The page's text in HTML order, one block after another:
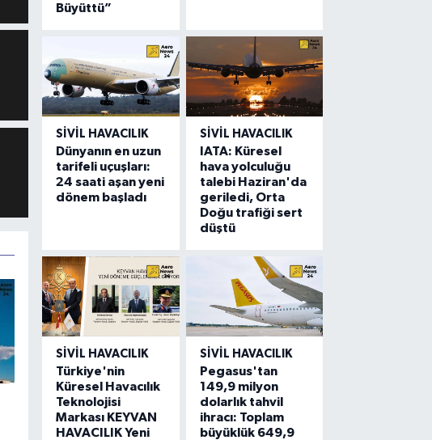
Büyüttü”
SIVIL HAVACILIK
Dünyanın en uzun
tarifeli uçuşları:
24 saati aşan yeni
dönem başladı
SIVIL HAVACILIK
IATA: Küresel
hava yolculuğu
talebi Haziran'da
geriledi, Orta
Doğu trafiği sert
düştü
SIVIL HAVACILIK
Türkiye'nin
Küresel Havacılık
Teknolojisi
Markası KEYVAN
HAVACILIK Yeni
SIVIL HAVACILIK
Pegasus'tan
149,9 milyon
dolarlık tahvil
ihracı: Toplam
büyüklük 649,9